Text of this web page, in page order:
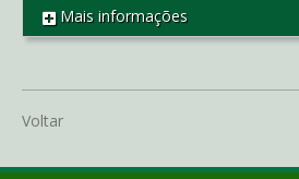
REF AP2642
Mais informações
Voltar